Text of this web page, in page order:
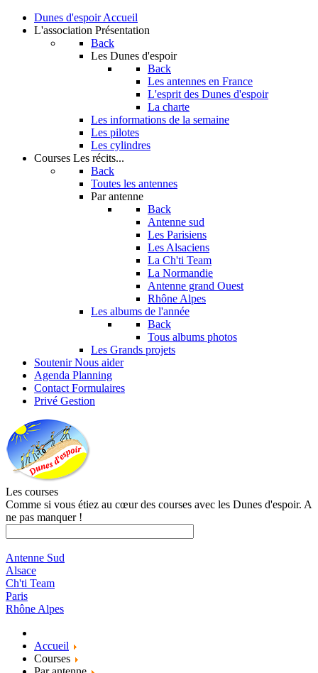
Dunes d'espoir Accueil
L'association Présentation
Back
Les Dunes d'espoir
Back
Les antennes en France
L'esprit des Dunes d'espoir
La charte
Les informations de la semaine
Les pilotes
Les cylindres
Courses Les récits...
Back
Toutes les antennes
Par antenne
Back
Antenne sud
Les Parisiens
Les Alsaciens
La Ch'ti Team
La Normandie
Antenne grand Ouest
Rhône Alpes
Les albums de l'année
Back
Tous albums photos
Les Grands projets
Soutenir Nous aider
Agenda Planning
Contact Formulaires
Privé Gestion
Les courses
Comme si vous étiez au cœur des courses avec les Dunes d'espoir. A
ne pas manquer !
Antenne Sud
Alsace
Ch'ti Team
Paris
Rhône Alpes
Accueil
Courses